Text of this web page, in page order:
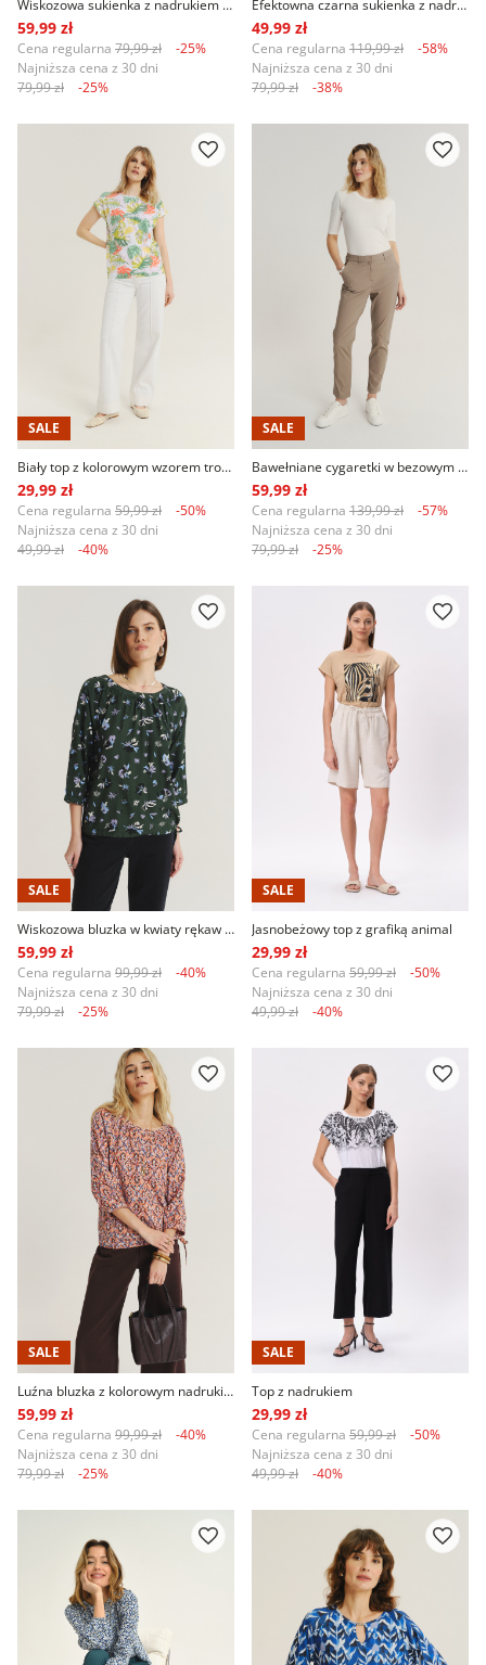
Wiskozowa sukienka z nadrukiem paisley
59,99 zł
Cena regularna 79,99 zł
-25%
Najniższa cena z 30 dni
79,99 zł
-25%
Efektowna czarna sukienka z nadrukiem w białe kwiaty
49,99 zł
Cena regularna 119,99 zł
-58%
Najniższa cena z 30 dni
79,99 zł
-38%
SALE
Biały top z kolorowym wzorem tropic
29,99 zł
Cena regularna 59,99 zł
-50%
Najniższa cena z 30 dni
49,99 zł
-40%
SALE
Bawełniane cygaretki w bezowym kolorze
59,99 zł
Cena regularna 139,99 zł
-57%
Najniższa cena z 30 dni
79,99 zł
-25%
SALE
Wiskozowa bluzka w kwiaty rękaw 3/4
59,99 zł
Cena regularna 99,99 zł
-40%
Najniższa cena z 30 dni
79,99 zł
-25%
SALE
Jasnobeżowy top z grafiką animal
29,99 zł
Cena regularna 59,99 zł
-50%
Najniższa cena z 30 dni
49,99 zł
-40%
SALE
Luźna bluzka z kolorowym nadrukiem etno
59,99 zł
Cena regularna 99,99 zł
-40%
Najniższa cena z 30 dni
79,99 zł
-25%
SALE
Top z nadrukiem
29,99 zł
Cena regularna 59,99 zł
-50%
Najniższa cena z 30 dni
49,99 zł
-40%